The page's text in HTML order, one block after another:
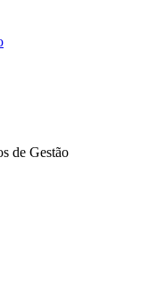
de Gestão